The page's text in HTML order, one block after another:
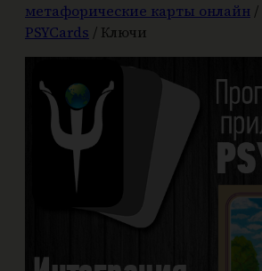
метафорические карты онлайн /
PSYCards / Ключи